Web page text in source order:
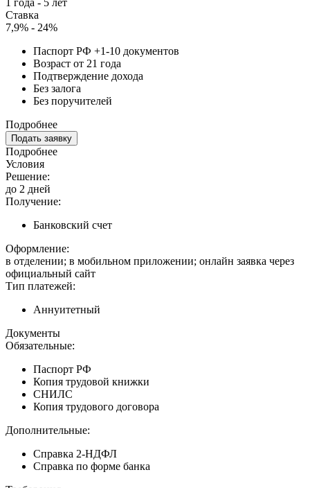
Ставка
7,9% - 24%
Паспорт РФ +1-10 документов
Возраст от 21 года
Подтверждение дохода
Без залога
Без поручителей
Подробнее
Подать заявку
Подробнее
Условия
Решение:
до 2 дней
Получение:
Банковский счет
Оформление:
в отделении; в мобильном приложении; онлайн заявка через
официальный сайт
Тип платежей:
Аннуитетный
Документы
Обязательные:
Паспорт РФ
Копия трудовой книжки
СНИЛС
Копия трудового договора
Дополнительные:
Справка 2-НДФЛ
Справка по форме банка